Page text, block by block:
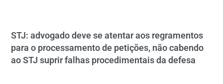
STJ: advogado deve se atentar aos regramentos
para o processamento de petições, não cabendo
ao STJ suprir falhas procedimentais da defesa